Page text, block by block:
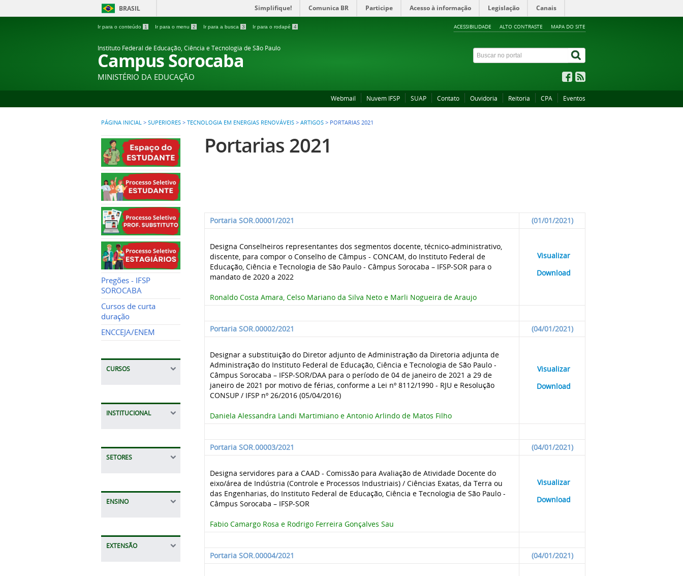
BRASIL Simplifique! Comunica BR Participe Acesso à informação Legislação Canais
Ir para o conteúdo 1 Ir para o menu 2 Ir para a busca 3 Ir para o rodapé 4 ACESSIBILIDADE ALTO CONTRASTE MAPA DO SITE
Instituto Federal de Educação, Ciência e Tecnologia de São Paulo
Campus Sorocaba
MINISTÉRIO DA EDUCAÇÃO
Webmail Nuvem IFSP SUAP Contato Ouvidoria Reitoria CPA Eventos
PÁGINA INICIAL > SUPERIORES > TECNOLOGIA EM ENERGIAS RENOVÁVEIS > ARTIGOS > PORTARIAS 2021
Pregões - IFSP
SOROCABA
Cursos de curta
duração
ENCCEJA/ENEM
CURSOS
INSTITUCIONAL
SETORES
ENSINO
EXTENSÃO
Portarias 2021
Portaria SOR.00001/2021 (01/01/2021)
Designa Conselheiros representantes dos segmentos docente, técnico-administrativo,
discente, para compor o Conselho de Câmpus - CONCAM, do Instituto Federal de
Educação, Ciência e Tecnologia de São Paulo - Câmpus Sorocaba – IFSP-SOR para o
mandato de 2020 a 2022
Ronaldo Costa Amara, Celso Mariano da Silva Neto e Marli Nogueira de Araujo
Visualizar
Download
Portaria SOR.00002/2021 (04/01/2021)
Designar a substituição do Diretor adjunto de Administração da Diretoria adjunta de
Administração do Instituto Federal de Educação, Ciência e Tecnologia de São Paulo -
Câmpus Sorocaba – IFSP-SOR/DAA para o período de 04 de janeiro de 2021 a 29 de
janeiro de 2021 por motivo de férias, conforme a Lei nº 8112/1990 - RJU e Resolução
CONSUP / IFSP nº 26/2016 (05/04/2016)
Daniela Alessandra Landi Martimiano e Antonio Arlindo de Matos Filho
Visualizar
Download
Portaria SOR.00003/2021 (04/01/2021)
Designa servidores para a CAAD - Comissão para Avaliação de Atividade Docente do
eixo/área de Indústria (Controle e Processos Industriais) / Ciências Exatas, da Terra ou
das Engenharias, do Instituto Federal de Educação, Ciência e Tecnologia de São Paulo -
Câmpus Sorocaba – IFSP-SOR
Fabio Camargo Rosa e Rodrigo Ferreira Gonçalves Sau
Visualizar
Download
Portaria SOR.00004/2021 (04/01/2021)